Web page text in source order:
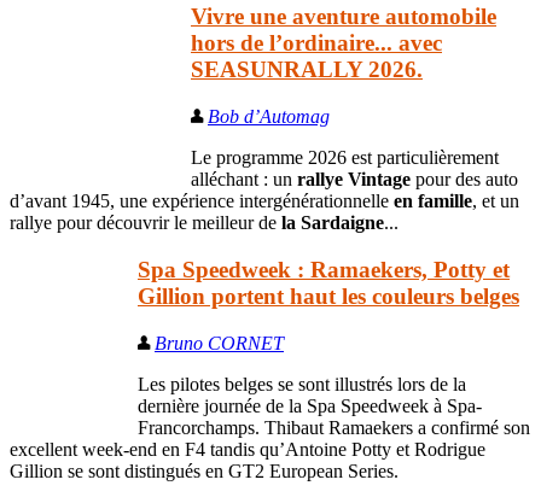
Vivre une aventure automobile
hors de l’ordinaire... avec
SEASUNRALLY 2026.
Bob d’Automag
Le programme 2026 est particulièrement
alléchant : un rallye Vintage pour des auto
d’avant 1945, une expérience intergénérationnelle en famille, et un
rallye pour découvrir le meilleur de la Sardaigne...
Spa Speedweek : Ramaekers, Potty et
Gillion portent haut les couleurs belges
Bruno CORNET
Les pilotes belges se sont illustrés lors de la
dernière journée de la Spa Speedweek à Spa-
Francorchamps. Thibaut Ramaekers a confirmé son
excellent week-end en F4 tandis qu’Antoine Potty et Rodrigue
Gillion se sont distingués en GT2 European Series.